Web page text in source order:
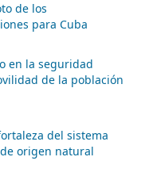
de los
para Cuba
en la seguridad
de la población
del sistema
origen natural